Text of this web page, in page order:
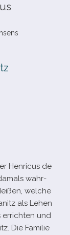
Henricus de
wahr­
wel­che
als Lehen
errich­ten und
Die Familie